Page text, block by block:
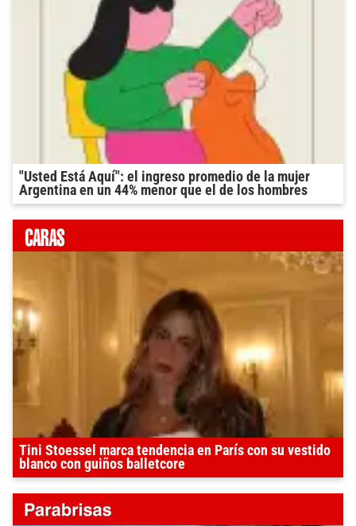
"Usted Está Aquí": el ingreso promedio de la mujer
Argentina en un 44% menor que el de los hombres
Tini Stoessel marca tendencia en París con su vestido
blanco con guiños balletcore